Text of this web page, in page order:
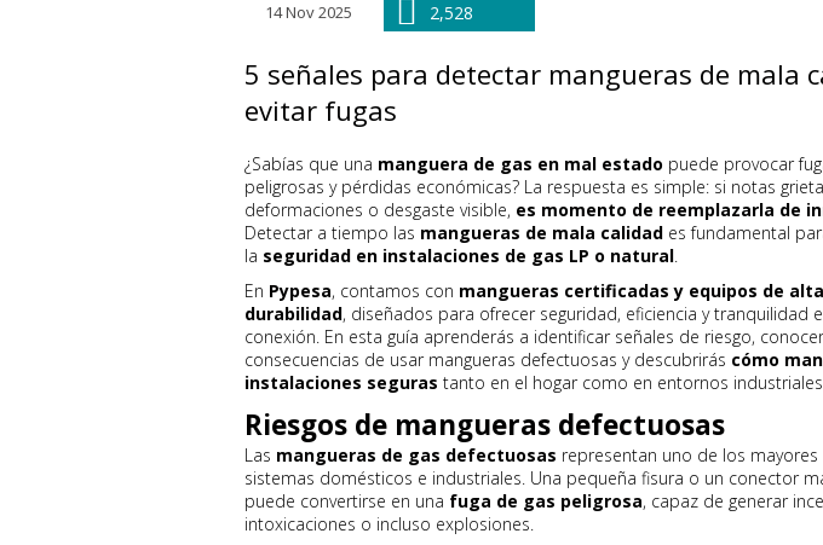
14 Nov 2025 2,528
5 señales para detectar mangueras de mala
evitar fugas
¿Sabías que una manguera de gas en mal estado puede provocar
peligrosas y pérdidas económicas? La respuesta es simple: si notas
deformaciones o desgaste visible, es momento de reemplazarla de
Detectar a tiempo las mangueras de mala calidad es fundamental
la seguridad en instalaciones de gas LP o natural.
En Pypesa, contamos con mangueras certificadas y equipos de alta
durabilidad, diseñados para ofrecer seguridad, eficiencia y tranquilidad
conexión. En esta guía aprenderás a identificar señales de riesgo,
consecuencias de usar mangueras defectuosas y descubrirás cómo
instalaciones seguras tanto en el hogar como en entornos
Riesgos de mangueras defectuosas
Las mangueras de gas defectuosas representan uno de los mayores
sistemas domésticos e industriales. Una pequeña fisura o un conector
puede convertirse en una fuga de gas peligrosa, capaz de generar
intoxicaciones o incluso explosiones.